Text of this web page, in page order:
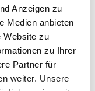
Anzeigen zu
Medien anbieten
Website zu
zu Ihrer
Partner für
weiter. Unsere
u